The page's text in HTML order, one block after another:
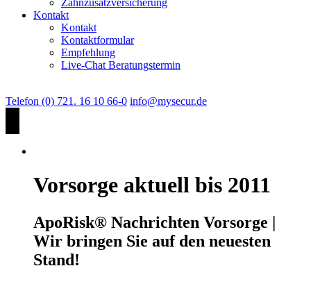
Zahnzusatzversicherung
Kontakt
Kontakt
Kontaktformular
Empfehlung
Live-Chat Beratungstermin
Telefon (0) 721. 16 10 66-0 info@mysecur.de
Vorsorge aktuell bis 2011
ApoRisk® Nachrichten Vorsorge |
Wir bringen Sie auf den neuesten
Stand!